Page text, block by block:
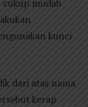
cukup mudah
kunci
dari atas nama
kerap